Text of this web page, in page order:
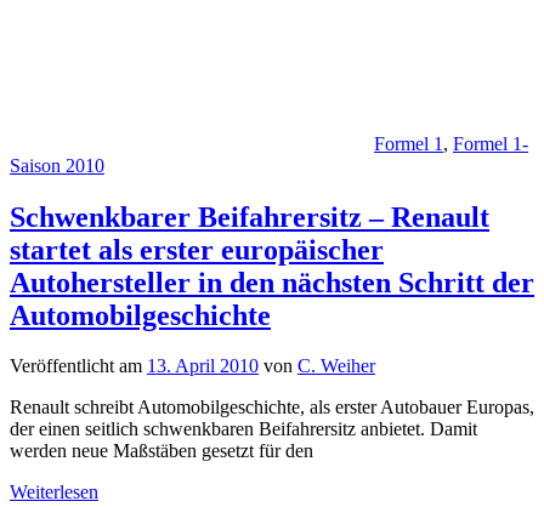
Formel 1 , Formel 1-
Saison 2010
Schwenkbarer Beifahrersitz – Renault
startet als erster europäischer
Autohersteller in den nächsten Schritt der
Automobilgeschichte
Veröffentlicht am 13. April 2010 von C. Weiher
Renault schreibt Automobilgeschichte, als erster Autobauer Europas,
der einen seitlich schwenkbaren Beifahrersitz anbietet. Damit
werden neue Maßstäben gesetzt für den
Weiterlesen